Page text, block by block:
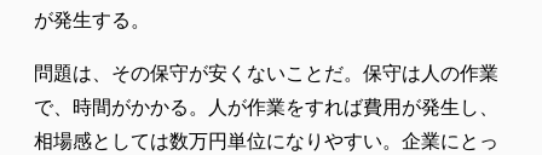
が発生する。
問題は、その保守が安くないことだ。保守は人の作業
で、時間がかかる。人が作業をすれば費用が発生し、
相場感としては数万円単位になりやすい。企業にとっ